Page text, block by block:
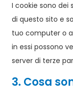
I cookie sono dei
di questo sito e
tuo computer o
in essi possono
server di terze
3. Cosa